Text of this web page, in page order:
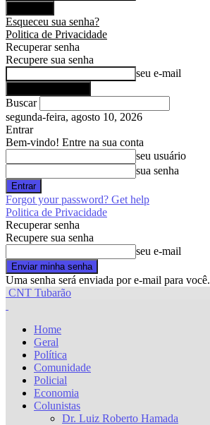
Esqueceu sua senha?
Politica de Privacidade
Recuperar senha
Recupere sua senha
seu e-mail
Buscar
segunda-feira, agosto 10, 2026
Entrar
Bem-vindo! Entre na sua conta
seu usuário
sua senha
Forgot your password? Get help
Politica de Privacidade
Recuperar senha
Recupere sua senha
seu e-mail
Uma senha será enviada por e-mail para você.
CNT Tubarão
Home
Geral
Política
Comunidade
Policial
Economia
Colunistas
Dr. Luiz Roberto Hamada